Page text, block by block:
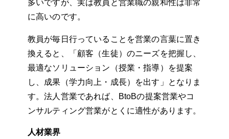
多いですが、実は教員と営業職の親和性は非常
に高いのです。
教員が毎日行っていることを営業の言葉に置き
換えると、「顧客（生徒）のニーズを把握し、
最適なソリューション（授業・指導）を提案
し、成果（学力向上・成長）を出す」となりま
す。法人営業であれば、BtoBの提案営業やコ
ンサルティング営業がとくに適性があります。
人材業界